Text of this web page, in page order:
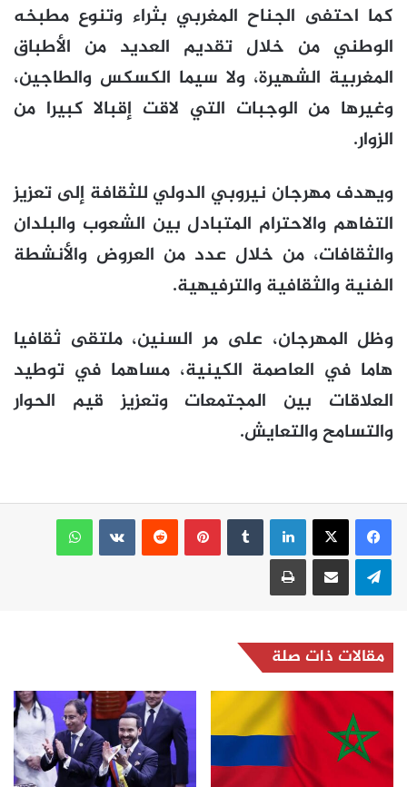
كما احتفى الجناح المغربي بثراء وتنوع مطبخه
الوطني من خلال تقديم العديد من الأطباق
المغربية الشهيرة، ولا سيما الكسكس والطاجين،
وغيرها من الوجبات التي لاقت إقبالا كبيرا من
الزوار.
ويهدف مهرجان نيروبي الدولي للثقافة إلى تعزيز
التفاهم والاحترام المتبادل بين الشعوب والبلدان
والثقافات، من خلال عدد من العروض والأنشطة
الفنية والثقافية والترفيهية.
وظل المهرجان، على مر السنين، ملتقى ثقافيا
هاما في العاصمة الكينية، مساهما في توطيد
العلاقات بين المجتمعات وتعزيز قيم الحوار
والتسامح والتعايش.
لينكدإن بينتيريست
واتساب
تيلقرام مشاركة عبر البريد طباعة
مقالات ذات صلة